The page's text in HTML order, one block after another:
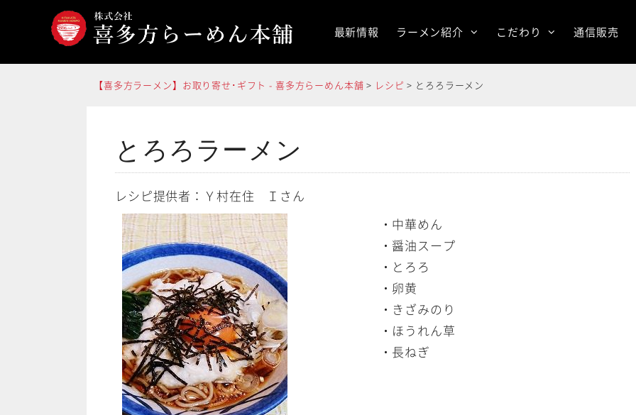
最新情報 ラーメン紹介 こだわり 通信販売
【喜多方ラーメン】お取り寄せ･ギフト - 喜多方らーめん本舗 > レシピ > とろろラーメン
とろろラーメン
レシピ提供者：Ｙ村在住 Ｉさん
・中華めん
・醤油スープ
・とろろ
・卵黄
・きざみのり
・ほうれん草
・長ねぎ